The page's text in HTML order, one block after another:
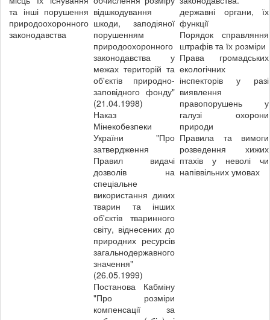
та інші порушення
природоохоронного
законодавства
відшкодування
шкоди, заподіяної
порушенням
природоохоронного
законодавства у
межах територій та
об'єктів природно-
заповідного фонду"
(21.04.1998)
Наказ
Мінекобезпеки
України "Про
затвердження
Правил видачі
дозволів на
спеціальне
використання диких
тварин та інших
об'єктів тваринного
світу, віднесених до
природних ресурсів
загальнодержавного
значення"
(26.05.1999)
Постанова Кабміну
"Про розміри
компенсації за
державні органи, їх
функції
Порядок справляння
штрафів та їх розміри
Права громадських
екологічних
інспекторів у разі
виявлення
правопорушень у
галузі охорони
природи
Правила та вимоги
розведення хижих
птахів у неволі чи
напіввільних умовах